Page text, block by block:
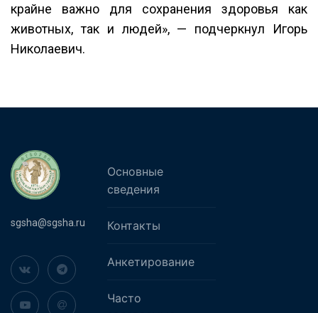
крайне важно для сохранения здоровья как
животных, так и людей», — подчеркнул Игорь
Николаевич.
sgsha@sgsha.ru
Основные
сведения
Контакты
Анкетирование
Часто